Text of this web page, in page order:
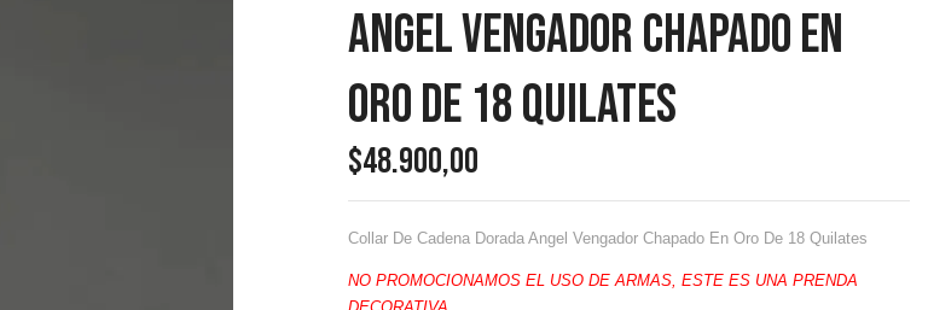
Angel Vengador Chapado En
Oro De 18 Quilates
$48.900,00
Collar De Cadena Dorada Angel Vengador Chapado En Oro De 18 Quilates
NO PROMOCIONAMOS EL USO DE ARMAS, ESTE ES UNA PRENDA